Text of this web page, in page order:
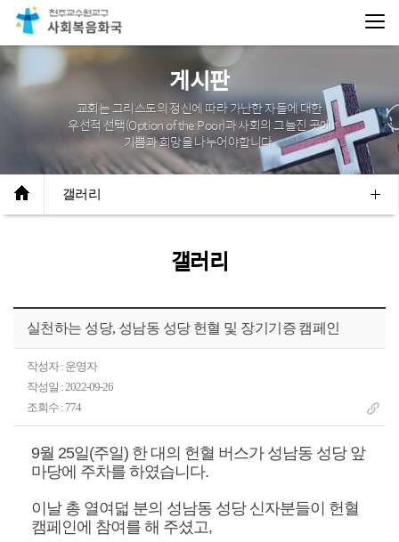
게시판
교회는 그리스도의 정신에 따라 가난한 자들에 대한
우선적 선택(Option of the Poor)과사회의 그늘진 곳에
기쁨과 희망을 나누어야합니다.
갤러리
갤러리
실천하는 성당, 성남동 성당 헌혈 및 장기기증 캠페인
작성자 : 운영자
작성일 : 2022-09-26
조회수 : 774
9월 25일(주일) 한 대의 헌혈 버스가 성남동 성당 앞
마당에 주차를 하였습니다.
이날 총 열여덟 분의 성남동 성당 신자분들이 헌혈
캠페인에 참여를 해 주셨고,